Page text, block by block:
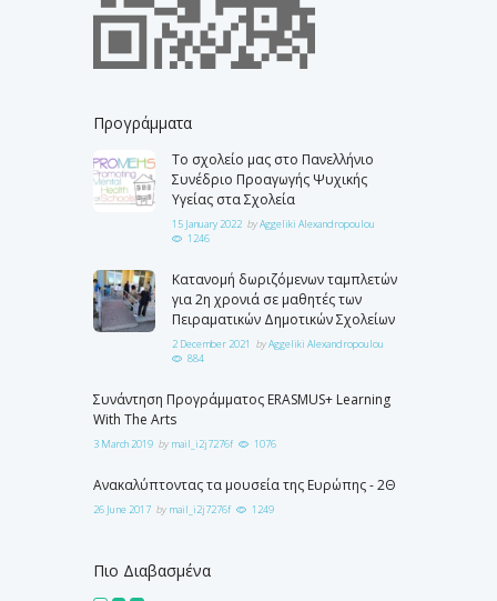
Προγράμματα
Το σχολείο μας στο Πανελλήνιο
Συνέδριο Προαγωγής Ψυχικής
Υγείας στα Σχολεία
15 January 2022 byAggeliki Alexandropoulou
1246
Κατανομή δωριζόμενων ταμπλετών
για 2η χρονιά σε μαθητές των
Πειραματικών Δημοτικών Σχολείων
2 December 2021 byAggeliki Alexandropoulou
884
Συνάντηση Προγράμματος ERASMUS+ Learning
With The Arts
3 March 2019 by mail_i2j7276f 1076
Ανακαλύπτοντας τα μουσεία της Ευρώπης - 2Θ
26 June 2017 by mail_i2j7276f 1249
Πιο Διαβασμένα